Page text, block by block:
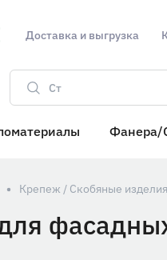
Доставка и выгрузка
Фанера/
Крепеж / Скобяные изделия